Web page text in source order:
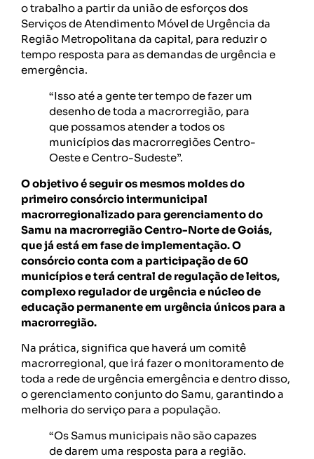
o trabalho a partir da união de esforços dos
Serviços de Atendimento Móvel de Urgência da
Região Metropolitana da capital, para reduzir o
tempo resposta para as demandas de urgência e
emergência.
“Isso até a gente ter tempo de fazer um
desenho de toda a macrorregião, para
que possamos atender a todos os
municípios das macrorregiões Centro-
Oeste e Centro-Sudeste”.
O objetivo é seguir os mesmos moldes do
primeiro consórcio intermunicipal
macrorregionalizado para gerenciamento do
Samu na macrorregião Centro-Norte de Goiás,
que já está em fase de implementação. O
consórcio conta com a participação de 60
municípios e terá central de regulação de leitos,
complexo regulador de urgência e núcleo de
educação permanente em urgência únicos para a
macrorregião.
Na prática, significa que haverá um comitê
macrorregional, que irá fazer o monitoramento de
toda a rede de urgência emergência e dentro disso,
o gerenciamento conjunto do Samu, garantindo a
melhoria do serviço para a população.
“Os Samus municipais não são capazes
de darem uma resposta para a região.